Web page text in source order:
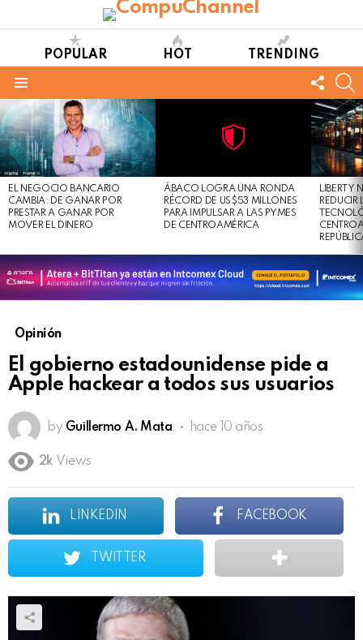
POPULAR HOT TRENDING
US
LATEST
STORIES
EL NEGOCIO BANCARIO
CAMBIA: DE GANAR POR
PRESTAR A GANAR POR
MOVER EL DINERO
Safe
For
Work
view
this
post
ÁBACO LOGRA UNA RONDA
RÉCORD DE US$53 MILLONES
PARA IMPULSAR A LAS PYMES
DE CENTROAMÉRICA
LIBERTY
REDUCIR
Opinión
El gobierno estadounidense pide a
Apple hackear a todos sus usuarios
by Guillermo A. Mata hace 10 años
2k Views
LINKEDIN FACEBOOK
TWITTER